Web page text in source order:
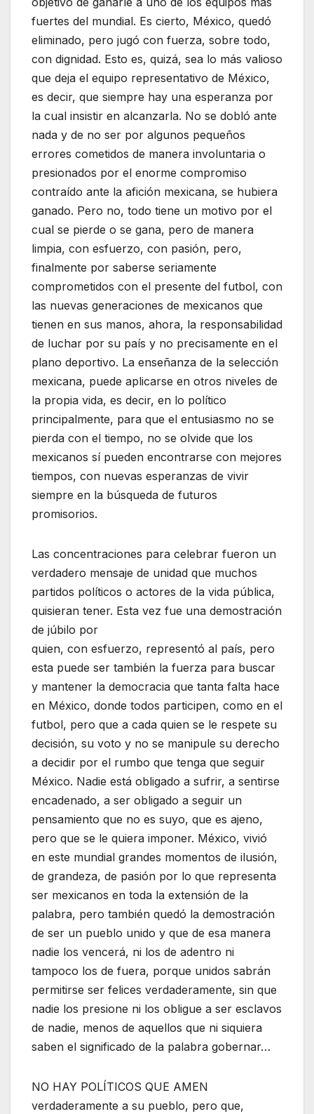
fuertes del mundial. Es cierto, México, quedó
eliminado, pero jugó con fuerza, sobre todo,
con dignidad. Esto es, quizá, sea lo más valioso
que deja el equipo representativo de México,
es decir, que siempre hay una esperanza por
la cual insistir en alcanzarla. No se dobló ante
nada y de no ser por algunos pequeños
errores cometidos de manera involuntaria o
presionados por el enorme compromiso
contraído ante la afición mexicana, se hubiera
ganado. Pero no, todo tiene un motivo por el
cual se pierde o se gana, pero de manera
limpia, con esfuerzo, con pasión, pero,
finalmente por saberse seriamente
comprometidos con el presente del futbol, con
las nuevas generaciones de mexicanos que
tienen en sus manos, ahora, la responsabilidad
de luchar por su país y no precisamente en el
plano deportivo. La enseñanza de la selección
mexicana, puede aplicarse en otros niveles de
la propia vida, es decir, en lo político
principalmente, para que el entusiasmo no se
pierda con el tiempo, no se olvide que los
mexicanos sí pueden encontrarse con mejores
tiempos, con nuevas esperanzas de vivir
siempre en la búsqueda de futuros
promisorios.
Las concentraciones para celebrar fueron un
verdadero mensaje de unidad que muchos
partidos políticos o actores de la vida pública,
quisieran tener. Esta vez fue una demostración
de júbilo por
quien, con esfuerzo, representó al país, pero
esta puede ser también la fuerza para buscar
y mantener la democracia que tanta falta hace
en México, donde todos participen, como en el
futbol, pero que a cada quien se le respete su
decisión, su voto y no se manipule su derecho
a decidir por el rumbo que tenga que seguir
México. Nadie está obligado a sufrir, a sentirse
encadenado, a ser obligado a seguir un
pensamiento que no es suyo, que es ajeno,
pero que se le quiera imponer. México, vivió
en este mundial grandes momentos de ilusión,
de grandeza, de pasión por lo que representa
ser mexicanos en toda la extensión de la
palabra, pero también quedó la demostración
de ser un pueblo unido y que de esa manera
nadie los vencerá, ni los de adentro ni
tampoco los de fuera, porque unidos sabrán
permitirse ser felices verdaderamente, sin que
nadie los presione ni los obligue a ser esclavos
de nadie, menos de aquellos que ni siquiera
saben el significado de la palabra gobernar…
NO HAY POLÍTICOS QUE AMEN
verdaderamente a su pueblo, pero que,